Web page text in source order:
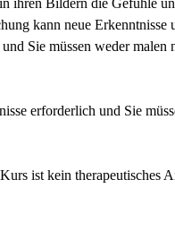
ihren Bildern die Gefühle
kann neue
Sie müssen weder
erforderlich und Sie
ist kein therapeutisches